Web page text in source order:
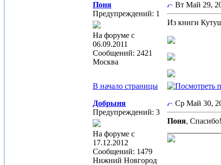
Поня
Предупреждений: 1
На форуме с
06.09.2011
Сообщений: 2421
Москва
Вт Май 29,
Из книги
В начало страницы
Добрыня
Предупреждений: 3
На форуме с
17.12.2012
Сообщений: 1479
Нижний Новгород
Ср Май 30,
Поня,